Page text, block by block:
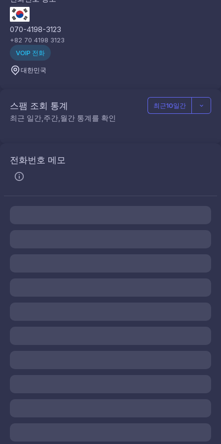
070-4198-3123
+82 70 4198 3123
VOIP 전화
대한민국
스팸 조회 통계
최근 일간,주간,월간 통계를 확인
최근10일간
전화번호 메모